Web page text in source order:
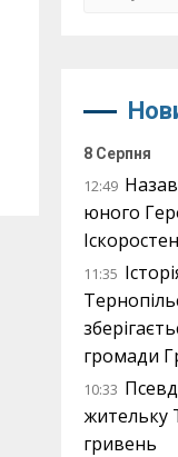
8 Серпня
12:49
юного
11:35
громади
10:33
жительку
гривень